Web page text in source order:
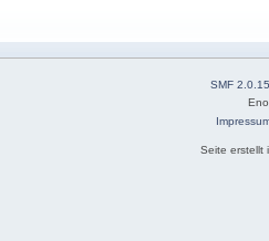
SMF 2.0.15
Seite erstellt